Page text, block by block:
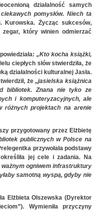
działalność samych
pomysłów. Niech ta
Kurowska. Życząc sukcesów,
który winien odmierzać
„Ktokocha książki,
ciepłych słów stwierdziła, że
działalności kulturalnej Jasła.
że„jasielska książnica
bibliotek. Znana nie tyko ze
i komputeryzacyjnych, ale
różnych projektach na arenie
przygotowany przez Elżbietę
publicznych w Polsce na
przywołała podstawy
jej cele i zadania. Na
ogniwem infrastruktury
samotną wyspą, gdyby nie
Elżbieta Olszewska (Dyrektor
Wymieniła przyczyny